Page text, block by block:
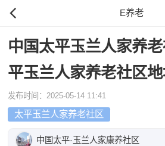
E养老
中国太平玉兰人家养
平玉兰人家养老社区
发布时间：2025-05-14 11:41
太平玉兰人家养老社区
中国太平·玉兰人家康养社区